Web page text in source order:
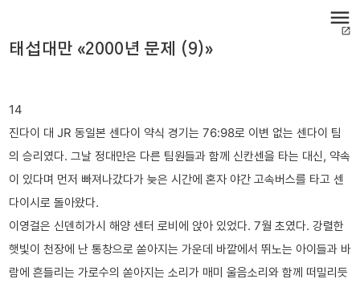
menu
open_in_new
태섭대만 «2000년 문제 (9)»
14
진다이 대 JR 동일본 센다이 약식 경기는 76:98로 이변 없는 센다이 팀
의 승리였다. 그날 정대만은 다른 팀원들과 함께 신칸센을 타는 대신, 약속
이 있다며 먼저 빠져나갔다가 늦은 시간에 혼자 야간 고속버스를 타고 센
다이시로 돌아왔다.
이영걸은 신덴히가시 해양 센터 로비에 앉아 있었다. 7월 초였다. 강렬한
햇빛이 천장에 난 통창으로 쏟아지는 가운데 바깥에서 뛰노는 아이들과 바
람에 흔들리는 가로수의 쏟아지는 소리가 매미 울음소리와 함께 떠밀리듯